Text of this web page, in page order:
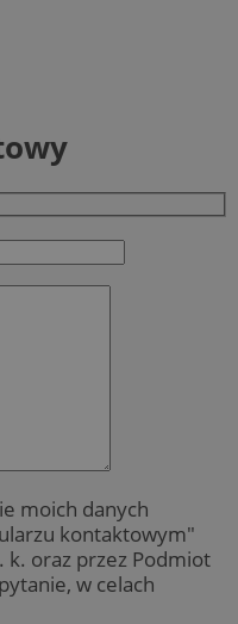
moich danych
kontaktowym"
k. oraz przez Podmiot
w celach